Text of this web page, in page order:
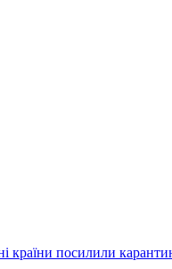
країни посилили